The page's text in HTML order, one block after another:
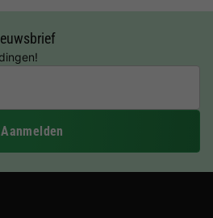
Aanmelden